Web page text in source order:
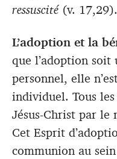
ressuscité(v. 17,29).
L’adoption et la
que l’adoption
personnel, elle
individuel. Tous
Jésus-Christ par le
Cet Esprit
communion au